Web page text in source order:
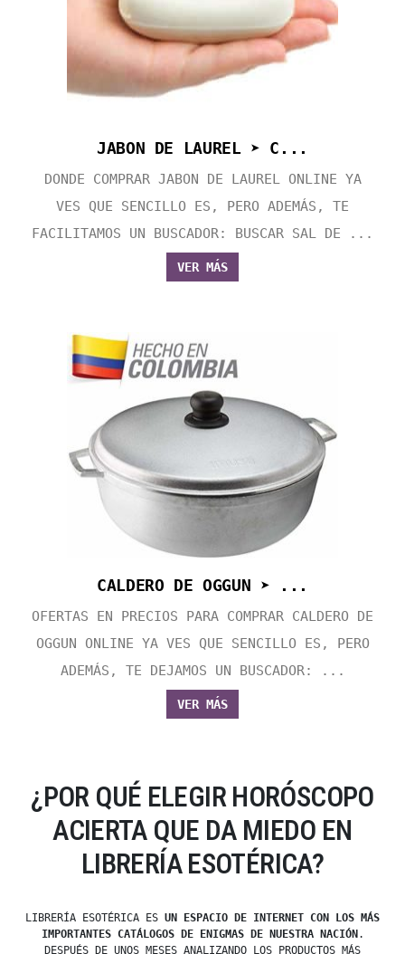
JABON DE LAUREL ➤ C...
DONDE COMPRAR JABON DE LAUREL ONLINE YA
VES QUE SENCILLO ES, PERO ADEMÁS, TE
FACILITAMOS UN BUSCADOR: BUSCAR SAL DE ...
VER MÁS
CALDERO DE OGGUN ➤ ...
OFERTAS EN PRECIOS PARA COMPRAR CALDERO DE
OGGUN ONLINE YA VES QUE SENCILLO ES, PERO
ADEMÁS, TE DEJAMOS UN BUSCADOR: ...
VER MÁS
¿POR QUÉ ELEGIR HORÓSCOPO
ACIERTA QUE DA MIEDO EN
LIBRERÍA ESOTÉRICA?
LIBRERÍA ESOTÉRICA ES UN ESPACIO DE INTERNET CON LOS MÁS
IMPORTANTES CATÁLOGOS DE ENIGMAS DE NUESTRA NACIÓN .
DESPUÉS DE UNOS MESES ANALIZANDO LOS PRODUCTOS MÁS